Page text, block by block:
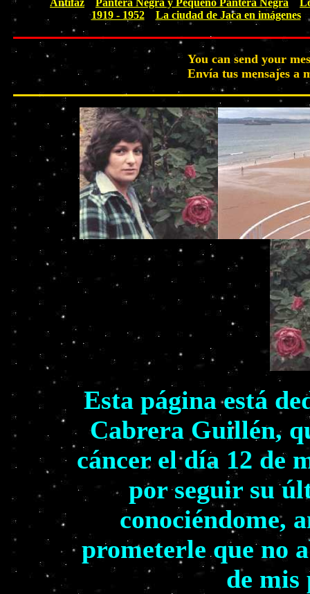
Antifaz Pantera Negra y Pequeño Pantera Negra
1919 - 1952
La ciudad de Jaca en imágenes
You can send your
Envía tus mensajes a
Esta página está
Cabrera Guillén,
cáncer el día 12 de
por seguir su
conociéndome,
prometerle que no
de mis